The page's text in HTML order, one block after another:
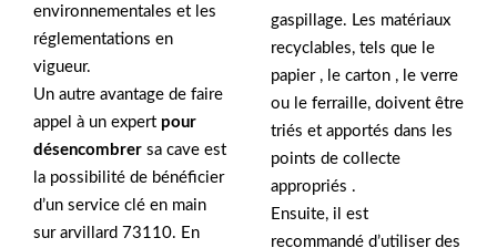
environnementales et les
réglementations en
vigueur.
Un autre avantage de faire
appel à un expert pour
désencombrer sa cave est
la possibilité de bénéficier
d’un service clé en main
sur arvillard 73110. En
gaspillage. Les matériaux
recyclables, tels que le
papier , le carton , le verre
ou le ferraille, doivent être
triés et apportés dans les
points de collecte
appropriés .
Ensuite, il est
recommandé d’utiliser des